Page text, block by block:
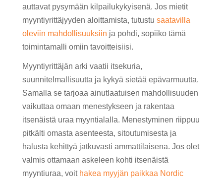
auttavat pysymään kilpailukykyisenä. Jos mietit
myyntiyrittäjyyden aloittamista, tutustu saatavilla
oleviin mahdollisuuksiin ja pohdi, sopiiko tämä
toimintamalli omiin tavoitteisiisi.
Myyntiyrittäjän arki vaatii itsekuria,
suunnitelmallisuutta ja kykyä sietää epävarmuutta.
Samalla se tarjoaa ainutlaatuisen mahdollisuuden
vaikuttaa omaan menestykseen ja rakentaa
itsenäistä uraa myyntialalla. Menestyminen riippuu
pitkälti omasta asenteesta, sitoutumisesta ja
halusta kehittyä jatkuvasti ammattilaisena. Jos olet
valmis ottamaan askeleen kohti itsenäistä
myyntiuraa, voit hakea myyjän paikkaa Nordic